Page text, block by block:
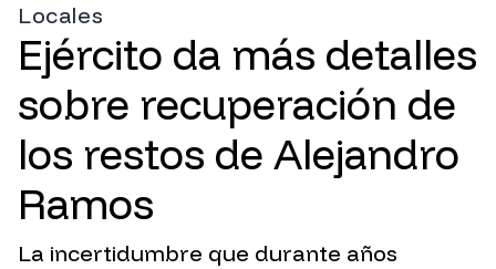
Locales
Ejército da más detalles
sobre recuperación de
los restos de Alejandro
Ramos
La incertidumbre que durante años